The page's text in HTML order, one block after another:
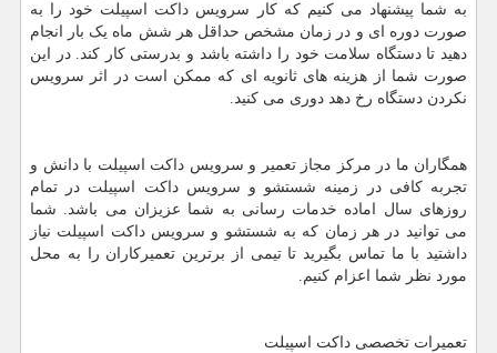
به شما پیشنهاد می کنیم که کار سرویس داکت اسپیلت خود را به
صورت دوره ای و در زمان مشخص حداقل هر شش ماه یک بار انجام
دهید تا دستگاه سلامت خود را داشته باشد و بدرستی کار کند. در این
صورت شما از هزینه های ثانویه ای که ممکن است در اثر سرویس
نکردن دستگاه رخ دهد دوری می کنید.
همگاران ما در مرکز مجاز تعمیر و سرویس داکت اسپیلت با دانش و
تجربه کافی در زمینه شستشو و سرویس داکت اسپیلت در تمام
روزهای سال اماده خدمات رسانی به شما عزیزان می باشد. شما
می توانید در هر زمان که به شستشو و سرویس داکت اسپیلت نیاز
داشتید با ما تماس بگیرید تا تیمی از برترین تعمیرکاران را به محل
مورد نظر شما اعزام کنیم.
تعمیرات تخصصی داکت اسپیلت